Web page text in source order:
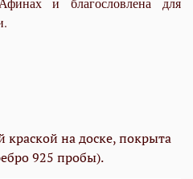
на доске, покрыта
925 пробы).